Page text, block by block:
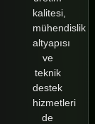
kalitesi,
mühendislik
altyapısı
ve
teknik
destek
hizmetleri
de